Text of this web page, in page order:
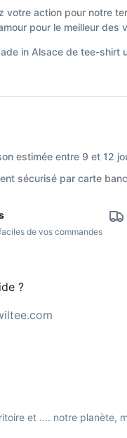
votre action pour notre
pour le meilleur des
in Alsace de tee-shirt
estimée entre 9 et 12
sécurisé par carte
de vos commandes
?
et .... notre planète,